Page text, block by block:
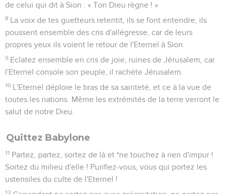
de celui qui dit à Sion : « Ton Dieu règne ! »
8 La voix de tes guetteurs retentit, ils se font entendre, ils
poussent ensemble des cris d'allégresse, car de leurs
propres yeux ils voient le retour de l'Eternel à Sion.
9 Eclatez ensemble en cris de joie, ruines de Jérusalem, car
l'Eternel console son peuple, il rachète Jérusalem.
10 L'Eternel déploie le bras de sa sainteté, et ce à la vue de
toutes les nations. Même les extrémités de la terre verront le
salut de notre Dieu.
Quittez Babylone
11 Partez, partez, sortez de là et *ne touchez à rien d'impur !
Sortez du milieu d'elle ! Purifiez-vous, vous qui portez les
ustensiles du culte de l'Eternel !
12